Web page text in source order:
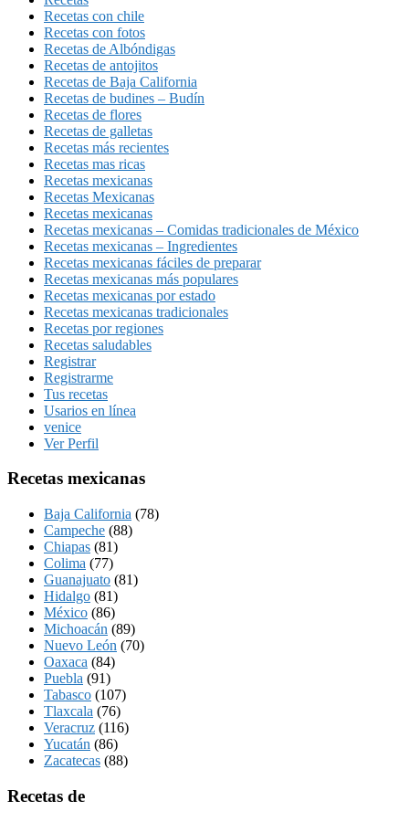
Recetas con chile
Recetas con fotos
Recetas de Albóndigas
Recetas de antojitos
Recetas de Baja California
Recetas de budines – Budín
Recetas de flores
Recetas de galletas
Recetas más recientes
Recetas mas ricas
Recetas mexicanas
Recetas Mexicanas
Recetas mexicanas
Recetas mexicanas – Comidas tradicionales de México
Recetas mexicanas – Ingredientes
Recetas mexicanas fáciles de preparar
Recetas mexicanas más populares
Recetas mexicanas por estado
Recetas mexicanas tradicionales
Recetas por regiones
Recetas saludables
Registrar
Registrarme
Tus recetas
Usarios en línea
venice
Ver Perfil
Recetas mexicanas
Baja California (78)
Campeche (88)
Chiapas (81)
Colima (77)
Guanajuato (81)
Hidalgo (81)
México (86)
Michoacán (89)
Nuevo León (70)
Oaxaca (84)
Puebla (91)
Tabasco (107)
Tlaxcala (76)
Veracruz (116)
Yucatán (86)
Zacatecas (88)
Recetas de